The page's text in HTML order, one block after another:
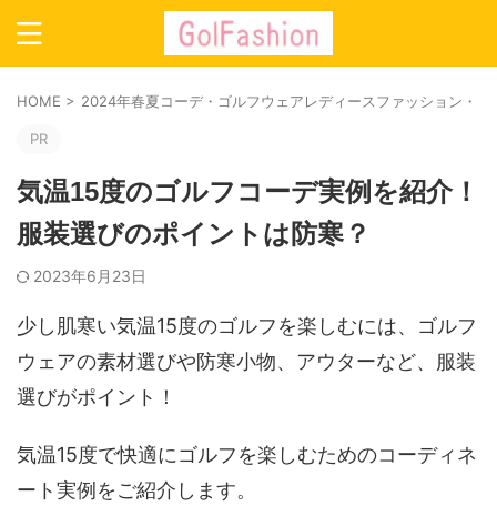
HOME > 2024年春夏コーデ・ゴルフウェアレディースファッション・ト
PR
気温15度のゴルフコーデ実例を紹介！
服装選びのポイントは防寒？
2023年6月23日
少し肌寒い気温15度のゴルフを楽しむには、ゴルフ
ウェアの素材選びや防寒小物、アウターなど、服装
選びがポイント！
気温15度で快適にゴルフを楽しむためのコーディネ
ート実例をご紹介します。